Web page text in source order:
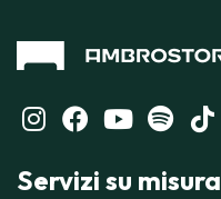
Servizi su misura